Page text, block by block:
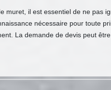
il est essentiel de ne pas
nécessaire pour toute
La demande de devis peut